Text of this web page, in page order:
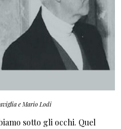
e Mario Lodi
sotto gli occhi. Quel